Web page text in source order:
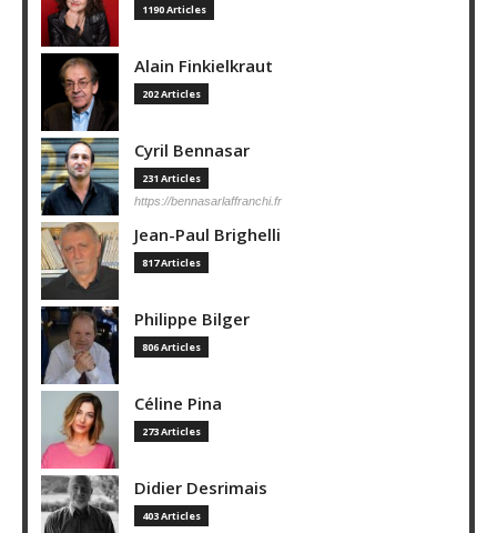
1190 Articles
Alain Finkielkraut
202 Articles
Cyril Bennasar
231 Articles
https://bennasarlaffranchi.fr
Jean-Paul Brighelli
817 Articles
Philippe Bilger
806 Articles
Céline Pina
273 Articles
Didier Desrimais
403 Articles